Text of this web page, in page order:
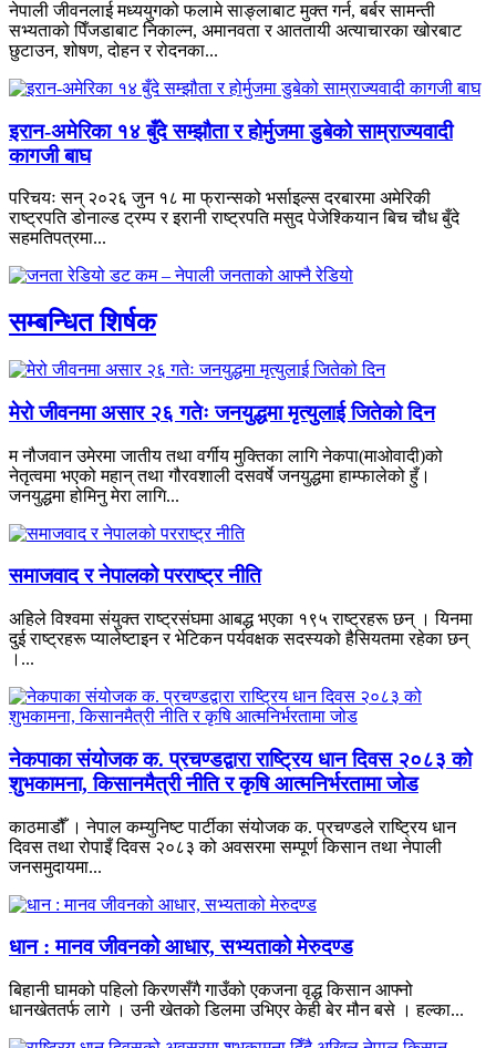
नेपाली जीवनलाई मध्ययुगको फलामे साङ्लाबाट मुक्त गर्न, बर्बर सामन्ती
सभ्यताको पिँजडाबाट निकाल्न, अमानवता र आततायी अत्याचारका खोरबाट
छुटाउन, शोषण, दोहन र रोदनका...
इरान-अमेरिका १४ बुँदे सम्झौता र होर्मुजमा डुबेको साम्राज्यवादी
कागजी बाघ
परिचयः सन् २०२६ जुन १८ मा फ्रान्सको भर्साइल्स दरबारमा अमेरिकी
राष्ट्रपति डोनाल्ड ट्रम्प र इरानी राष्ट्रपति मसुद पेजेश्कियान बिच चौध बुँदे
सहमतिपत्रमा...
सम्बन्धित शिर्षक
मेरो जीवनमा असार २६ गतेः जनयुद्धमा मृत्युलाई जितेको दिन
म नौजवान उमेरमा जातीय तथा वर्गीय मुक्तिका लागि नेकपा(माओवादी)को
नेतृत्वमा भएको महान् तथा गौरवशाली दसवर्षे जनयुद्धमा हाम्फालेको हुँ।
जनयुद्धमा होमिनु मेरा लागि...
समाजवाद र नेपालको परराष्ट्र नीति
अहिले विश्वमा संयुक्त राष्ट्रसंघमा आबद्ध भएका १९५ राष्ट्रहरू छन् । यिनमा
दुई राष्ट्रहरू प्यालेष्टाइन र भेटिकन पर्यवक्षक सदस्यको हैसियतमा रहेका छन्
।...
नेकपाका संयोजक क. प्रचण्डद्वारा राष्ट्रिय धान दिवस २०८३ को
शुभकामना, किसानमैत्री नीति र कृषि आत्मनिर्भरतामा जोड
काठमाडौँ । नेपाल कम्युनिष्ट पार्टीका संयोजक क. प्रचण्डले राष्ट्रिय धान
दिवस तथा रोपाइँ दिवस २०८३ को अवसरमा सम्पूर्ण किसान तथा नेपाली
जनसमुदायमा...
धान : मानव जीवनको आधार, सभ्यताको मेरुदण्ड
बिहानी घामको पहिलो किरणसँगै गाउँको एकजना वृद्ध किसान आफ्नो
धानखेततर्फ लागे । उनी खेतको डिलमा उभिएर केही बेर मौन बसे । हल्का...